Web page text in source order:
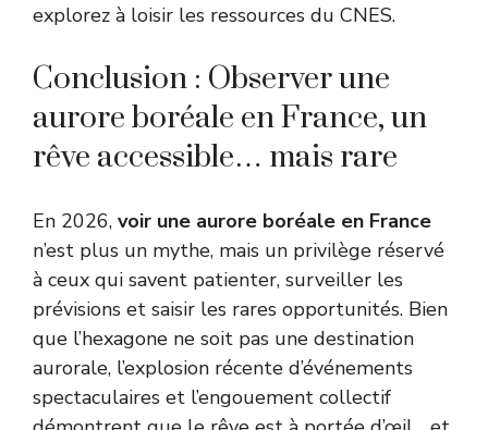
explorez à loisir les ressources du CNES.
Conclusion : Observer une
aurore boréale en France, un
rêve accessible… mais rare
En 2026, voir une aurore boréale en France
n’est plus un mythe, mais un privilège réservé
à ceux qui savent patienter, surveiller les
prévisions et saisir les rares opportunités. Bien
que l’hexagone ne soit pas une destination
aurorale, l’explosion récente d’événements
spectaculaires et l’engouement collectif